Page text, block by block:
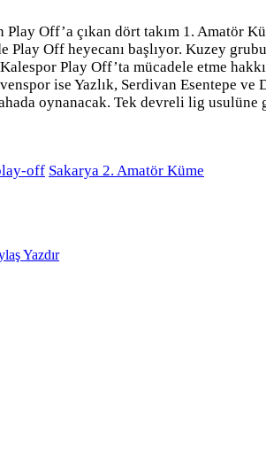
Off’a çıkan dört takım 1. Amatör
Play Off heyecanı başlıyor. Kuzey
Play Off’ta mücadele etme
ise Yazlık, Serdivan Esentepe
oynanacak. Tek devreli lig
off Sakarya 2. Amatör Küme
Yazdır